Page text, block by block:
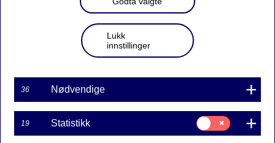
enkelt søke, flytte og endre boliglån.
Flytt boliglånet til oss
Lukk
innstillinger
36 Nødvendige
19 Statistikk
Samtykke
til:
Statistikk